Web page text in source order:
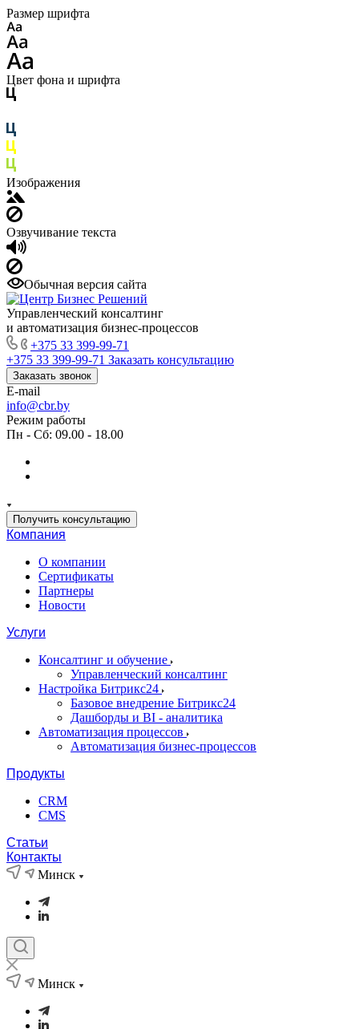
Размер шрифта
Цвет фона и шрифта
Изображения
Озвучивание текста
Обычная версия сайта
Управленческий консалтинг
и автоматизация бизнес-процессов
+375 33 399-99-71
+375 33 399-99-71 Заказать консультацию
Заказать звонок
E-mail
info@cbr.by
Режим работы
Пн - Сб: 09.00 - 18.00
Получить консультацию
Компания
О компании
Сертификаты
Партнеры
Новости
Услуги
Консалтинг и обучение
Управленческий консалтинг
Настройка Битрикс24
Базовое внедрение Битрикс24
Дашборды и BI - аналитика
Автоматизация процессов
Автоматизация бизнес-процессов
Продукты
CRM
CMS
Статьи
Контакты
Минск
Минск